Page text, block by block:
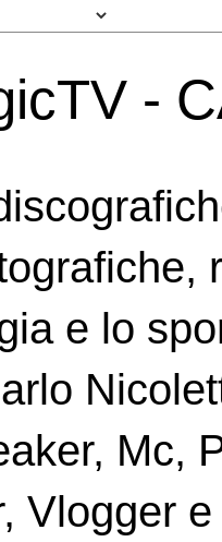
-
e lo
Mc,
Vlogger